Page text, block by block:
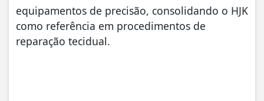
equipamentos de precisão, consolidando o HJK
como referência em procedimentos de
reparação tecidual.